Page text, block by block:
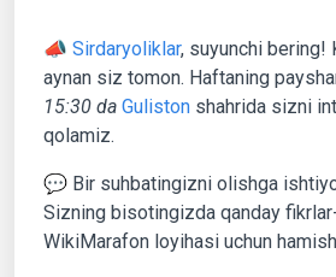
📣 Sirdaryoliklar, suyunchi bering!
aynan siz tomon. Haftaning
15:30 da Guliston shahrida sizni
qolamiz.
💬 Bir suhbatingizni olishga
Sizning bisotingizda qanday
WikiMarafon loyihasi uchun